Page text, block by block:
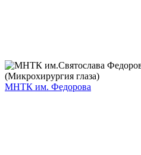
МНТК им. Федорова